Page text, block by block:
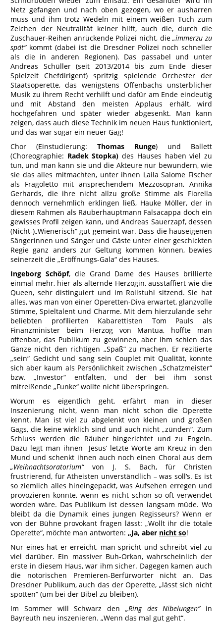
Netz gefangen und nach oben gezogen, wo er ausharren
muss und ihm trotz Wedeln mit einem weißen Tuch zum
Zeichen der Neutralität keiner hilft, auch die, durch die
Zuschauer-Reihen anrückende Polizei nicht, die„immerzu zu
spät“kommt (dabei ist die Dresdner Polizei noch schneller
als die in anderen Regionen). Das passabel und unter
Andreas Schüller (seit 2013/2014 bis zum Ende dieser
Spielzeit Chefdirigent) spritzig spielende Orchester der
Staatsoperette, das wenigstens Offenbachs unsterblicher
Musik zu ihrem Recht verhilft und dafür am Ende eindeutig
und mit Abstand den meisten Applaus erhält, wird
hochgefahren und später wieder abgesenkt. Man kann
zeigen, dass auch diese Technik im neuen Haus funktioniert,
und das war sogar ein neuer Gag!
Chor (Einstudierung: Thomas Runge) und Ballett
(Choreographie: Radek Stopka) des Hauses haben viel zu
tun, und man kann sie und die Akteure nur bewundern, wie
sie das alles mitmachten, unter ihnen Laila Salome Fischer
als Fragoletto mit ansprechendem Mezzosopran, Annika
Gerhards, die ihre nicht allzu große Stimme als Fiorella
dennoch vernehmlich erklingen ließ, Hauke Möller, der in
diesem Rahmen als Räuberhauptmann Falsacappa doch ein
gewisses Profil zeigen kann, und Andreas Sauerzapf, dessen
(Nicht-)„Wienerisch“ gut gemeint war. Dass die hauseigenen
Sängerinnen und Sänger und Gäste unter einer geschickten
Regie ganz anders zur Geltung kommen können, bewies
seinerzeit die „Eröffnungs-Gala“ des Hauses.
Ingeborg Schöpf, die Grand Dame des Hauses brillierte
einmal mehr, hier als alternde Herzogin, ausstaffiert wie die
Queen, sehr distinguiert und im Rollstuhl sitzend. Sie hat
alles, was man von einer Operetten-Diva erwartet, glanzvolle
Stimme, Spieltalent und Charme. Mit dem hierzulande sehr
beliebten profilierten Kabarettisten Tom Pauls als
Finanzminister beim Herzog von Mantua, hoffte man
offenbar, das Publikum zu gewinnen, aber ihm schien das
Ganze nicht den richtigen „Spaß“ zu machen. Er rezitierte
„sein“ Gedicht und sang sein Couplet mit Qualität, konnte
sich aber kaum als Persönlichkeit zwischen „Schatzmeister“
bzw. „Investor“ entfalten, und der bei ihm sonst
mitreißende „Funke“ wollte nicht überspringen.
Worum es eigentlich geht, erfährt man in dieser
Inszenierung nicht, wenn man nicht schon die Operette
kennt. Man ist viel zu abgelenkt von kleinen und großen
Gags, die keine wirklich sind und auch nicht „zünden“. Zum
Schluss werden die Räuber hingerichtet und zu Engeln.
Dazu legt man ihnen Jesus‘ letzte Worte am Kreuz in den
Mund und schenkt ihnen auch noch einen Choral aus dem
„Weihnachtsoratorium“von J. S. Bach, für Christen
frustrierend, für Atheisten unverständlich – was soll‘s. Es ist
so ziemlich alles hineingepackt, was Aufsehen erregen und
provozieren könnte, wenn es nicht schon so oft verwendet
worden wäre. Das Publikum ist dessen langsam müde. Wo
bleibt da die Dynamik eines jungen Regisseurs? Wenn er
von der Bühne provokant fragen lässt: „Wollt ihr die totale
Operette“, möchte man antworten: „Ja, aber nicht so!
Nur eines hat er erreicht, man spricht und schreibt viel zu
viel darüber. Ein massiver Buh-Orkan, wahrscheinlich der
erste in diesem Haus, war ihm sicher. Dagegen kamen auch
die notorischen Premieren-Berfürworter nicht an. Das
Dresdner Publikum, auch das der Operette, „lässt sich nicht
spotten“ (um bei der Bibel zu bleiben).
Im Sommer will Schwarz den „Ring des Nibelungen“in
Bayreuth neu inszenieren. „Wenn das mal gut geht“.